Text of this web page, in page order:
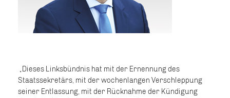
Dieses Linksbündnis hat mit der Ernennung des
Staatssekretärs, mit der wochenlangen Verschleppung
seiner Entlassung, mit der Rücknahme der Kündigung